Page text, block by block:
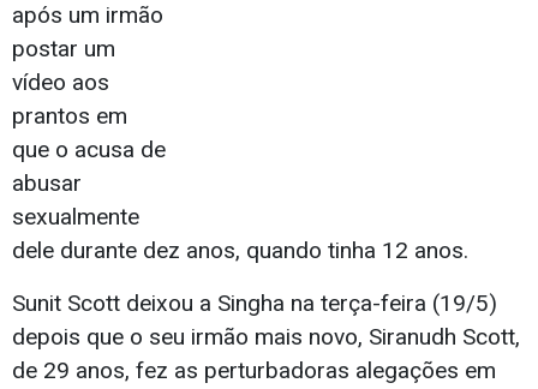
após um irmão
postar um
vídeo aos
prantos em
que o acusa de
abusar
sexualmente
dele durante dez anos, quando tinha 12 anos.
Sunit Scott deixou a Singha na terça-feira (19/5)
depois que o seu irmão mais novo, Siranudh Scott,
de 29 anos, fez as perturbadoras alegações em